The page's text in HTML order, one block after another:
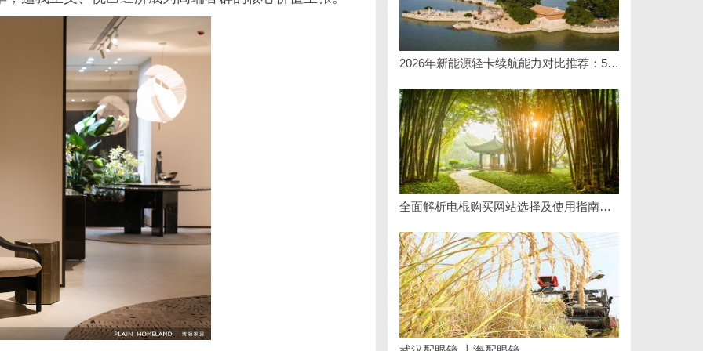
2026年新能源轻卡续航能力对比推荐：5大主流平台三维解析
全面解析电棍购买网站选择及使用指南，保障安全与合法性